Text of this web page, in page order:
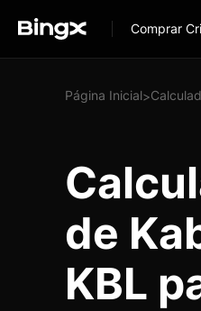
Comprar
Página Inicial>
de
KBL